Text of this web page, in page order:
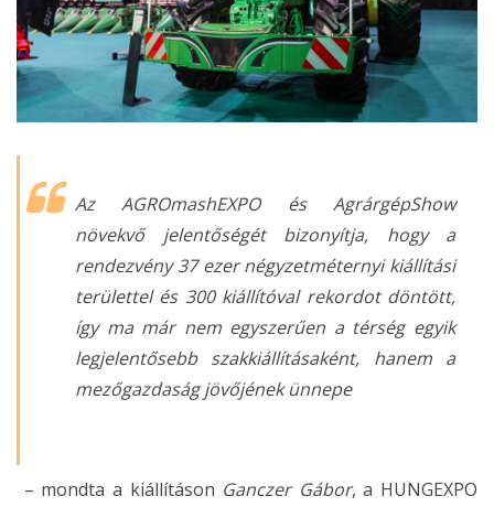
Az AGROmashEXPO és AgrárgépShow
növekvő jelentőségét bizonyítja, hogy a
rendezvény 37 ezer négyzetméternyi kiállítási
területtel és 300 kiállítóval rekordot döntött,
így ma már nem egyszerűen a térség egyik
legjelentősebb szakkiállításaként, hanem a
mezőgazdaság jövőjének ünnepe
– mondta a kiállításon Ganczer Gábor, a HUNGEXPO